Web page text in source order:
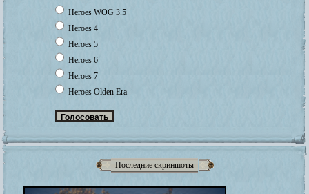
Heroes WOG 3.5
Heroes 4
Heroes 5
Heroes 6
Heroes 7
Heroes Olden Era
Последние скриншоты